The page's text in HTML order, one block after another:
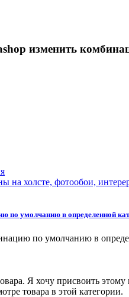
изменить
по умолчанию в определенной
по умолчанию в
Я хочу присвоить
товара в этой категории.